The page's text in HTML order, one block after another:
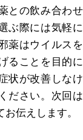
との飲み合わ
ぶ際には気軽
薬はウイルス
ることを目的
状が改善しな
ださい。次回
伝えします。